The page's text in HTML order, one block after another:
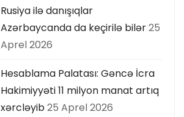
Rusiya ilə danışıqlar
Azərbaycanda da keçirilə bilər25
Aprel 2026
Hesablama Palatası: Gəncə İcra
Hakimiyyəti 11 milyon manat artıq
xərcləyib25 Aprel 2026